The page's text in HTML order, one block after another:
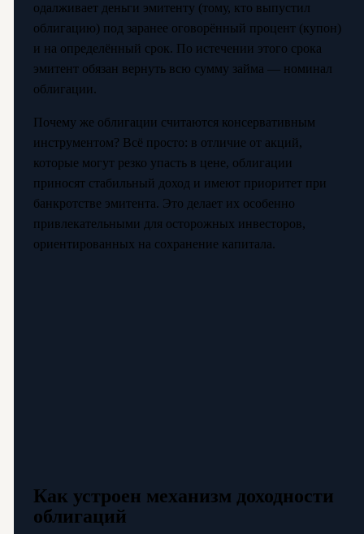
одалживает деньги эмитенту (тому, кто выпустил
облигацию) под заранее оговорённый процент (купон)
и на определённый срок. По истечении этого срока
эмитент обязан вернуть всю сумму займа — номинал
облигации.
Почему же облигации считаются консервативным
инструментом? Всё просто: в отличие от акций,
которые могут резко упасть в цене, облигации
приносят стабильный доход и имеют приоритет при
банкротстве эмитента. Это делает их особенно
привлекательными для осторожных инвесторов,
ориентированных на сохранение капитала.
Как устроен механизм доходности
облигаций